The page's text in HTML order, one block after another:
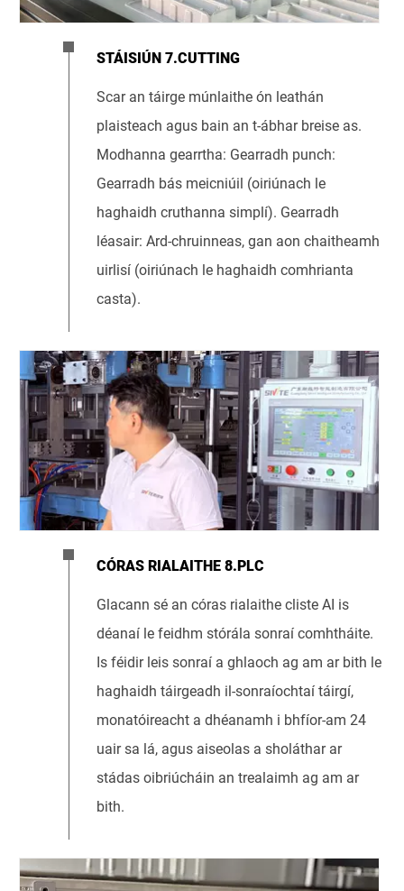
STÁISIÚN 7.CUTTING
Scar an táirge múnlaithe ón leathán
plaisteach agus bain an t-ábhar breise as.
Modhanna gearrtha: Gearradh punch:
Gearradh bás meicniúil (oiriúnach le
haghaidh cruthanna simplí). Gearradh
léasair: Ard-chruinneas, gan aon chaitheamh
uirlisí (oiriúnach le haghaidh comhrianta
casta).
CÓRAS RIALAITHE 8.PLC
Glacann sé an córas rialaithe cliste AI is
déanaí le feidhm stórála sonraí comhtháite.
Is féidir leis sonraí a ghlaoch ag am ar bith le
haghaidh táirgeadh il-sonraíochtaí táirgí,
monatóireacht a dhéanamh i bhfíor-am 24
uair sa lá, agus aiseolas a sholáthar ar
stádas oibriúcháin an trealaimh ag am ar
bith.